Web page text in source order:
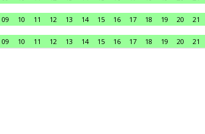
09 10 11 12 13 14 15 16 17 18 19 20 21
09 10 11 12 13 14 15 16 17 18 19 20 21